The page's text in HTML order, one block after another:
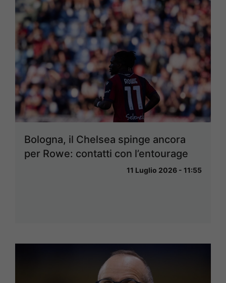
Bologna, il Chelsea spinge ancora
per Rowe: contatti con l’entourage
11 Luglio 2026 - 11:55